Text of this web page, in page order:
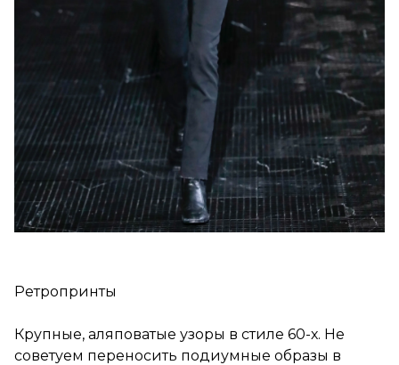
Ретропринты
Крупные, аляповатые узоры в стиле 60-х. Не
советуем переносить подиумные образы в